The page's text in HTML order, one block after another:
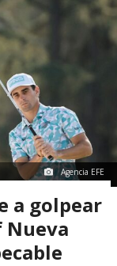
Agencia EFE
a golpear
Nueva